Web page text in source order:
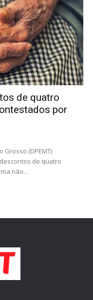
de quatro
por
Grosso (DPEMT)
de quatro
não...